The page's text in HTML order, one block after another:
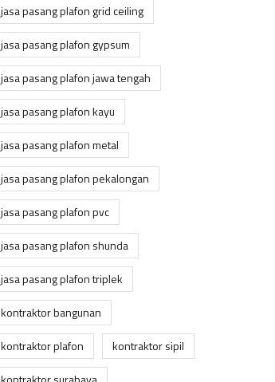
jasa pasang plafon grid ceiling
jasa pasang plafon gypsum
jasa pasang plafon jawa tengah
jasa pasang plafon kayu
jasa pasang plafon metal
jasa pasang plafon pekalongan
jasa pasang plafon pvc
jasa pasang plafon shunda
jasa pasang plafon triplek
kontraktor bangunan
kontraktor plafon
kontraktor sipil